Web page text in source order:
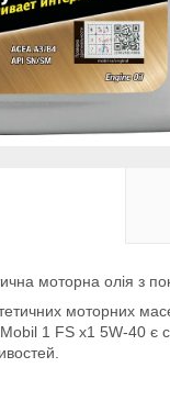
моторна олія з
моторних
1 FS x1 5W-40